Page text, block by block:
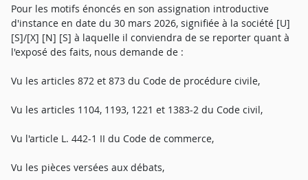
Pour les motifs énoncés en son assignation introductive
d'instance en date du 30 mars 2026, signifiée à la société [U]
[S]/[X] [N] [S] à laquelle il conviendra de se reporter quant à
l'exposé des faits, nous demande de :
Vu les articles 872 et 873 du Code de procédure civile,
Vu les articles 1104, 1193, 1221 et 1383-2 du Code civil,
Vu l'article L. 442-1 II du Code de commerce,
Vu les pièces versées aux débats,